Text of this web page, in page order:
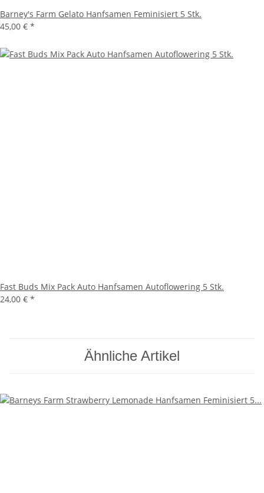
Barney's Farm Gelato Hanfsamen Feminisiert 5 Stk.
45,00 € *
Fast Buds Mix Pack Auto Hanfsamen Autoflowering 5 Stk.
24,00 € *
Ähnliche Artikel